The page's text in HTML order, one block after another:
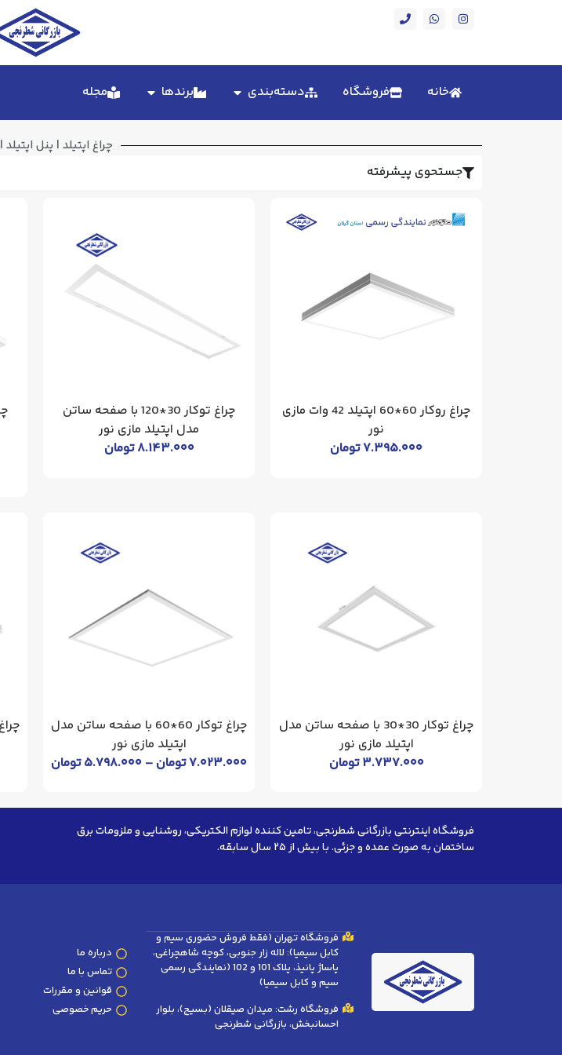
خانه فروشگاه دسته‌بندی برندها مجله
چراغ اپتیلد | پنل اپتیلد | optiled
جستحوی پیشرفته
چراغ روکار 60*60 اپتیلد 42 وات مازی
نور
۷.۳۹۵.۰۰۰تومان
چراغ توکار 30*120 با صفحه ساتن
مدل اپتیلد مازی نور
۸.۱۴۳.۰۰۰تومان
چراغ توکار 30*30 با صفحه ساتن مدل
اپتیلد مازی نور
۳.۷۳۷.۰۰۰تومان
چراغ توکار 60*60 با صفحه ساتن مدل
اپتیلد مازی نور
۷.۰۲۳.۰۰۰تومان – ۵.۷۹۸.۰۰۰تومان
فروشگاه اینترنتی بازرگانی شطرنجی، تامین کننده لوازم الکتریکی، روشنایی و ملزومات برق
ساختمان به صورت عمده و جزئی. با بیش از ۲۵ سال سابقه.
فروشگاه تهران (فقط فروش حضوری سیم و
کابل سیمیا): لاله زار جنوبی، کوچه شاهچراغی،
پاساژ پانیذ، پلاک 101 و 102 (نمایندگی رسمی
سیم و کابل سیمیا)
فروشگاه رشت: میدان صیقلان (بسیج)، بلوار
احسانبخش، بازرگانی شطرنجی
درباره ما
تماس با ما
قوانین و مقررات
حریم خصوصی